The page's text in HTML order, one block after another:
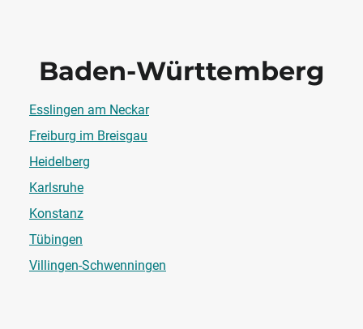
Baden-Württemberg
Esslingen am Neckar
Freiburg im Breisgau
Heidelberg
Karlsruhe
Konstanz
Tübingen
Villingen-Schwenningen